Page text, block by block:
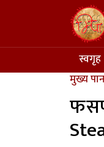
Skip to main content
Main
स्वगृह
मुख्य पान